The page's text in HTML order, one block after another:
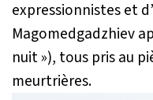
expressionnistes et
Magomedgadzhiev
nuit »), tous pris au
meurtrières.